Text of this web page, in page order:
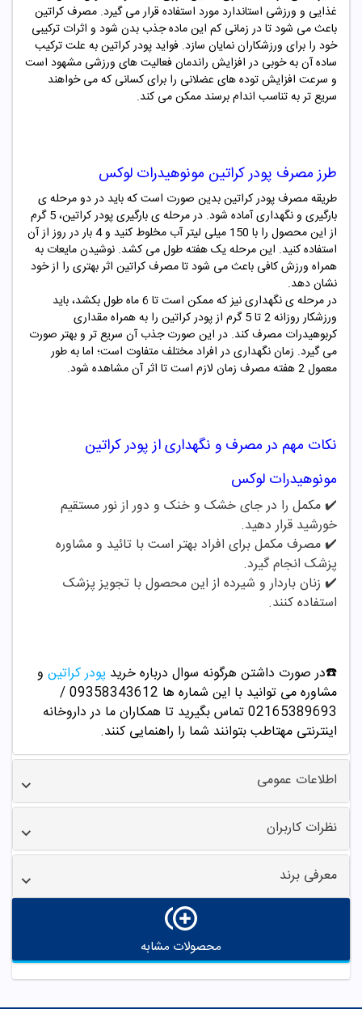
غذایی و ورزشی استاندارد مورد استفاده قرار می گیرد. مصرف کراتین
باعث می شود تا در زمانی کم این ماده جذب بدن شود و اثرات ترکیبی
خود را برای ورزشکاران نمایان سازد. فواید پودر کراتین به علت ترکیب
ساده آن به خوبی در افزایش راندمان فعالیت های ورزشی مشهود است
و سرعت افزایش توده های عضلانی را برای کسانی که می خواهند
سریع تر به تناسب اندام برسند ممکن می کند.
طرز مصرف پودر کراتین مونوهیدرات لوکس
طریقه مصرف پودر کراتین بدین صورت است که باید در دو مرحله ی
بارگیری و نگهداری آماده شود. در مرحله ی بارگیری پودر کراتین، 5 گرم
از این محصول را با 150 میلی لیتر آب مخلوط کنید و 4 بار در روز از آن
استفاده کنید. این مرحله یک هفته طول می کشد. نوشیدن مایعات به
همراه ورزش کافی باعث می شود تا مصرف کراتین اثر بهتری را از خود
نشان دهد.
در مرحله ی نگهداری نیز که ممکن است تا 6 ماه طول بکشد، باید
ورزشکار روزانه 2 تا 5 گرم از پودر کراتین را به همراه مقداری
کربوهیدرات مصرف کند. در این صورت جذب آن سریع تر و بهتر صورت
می گیرد. زمان نگهداری در افراد مختلف متفاوت است؛ اما به طور
معمول 2 هفته مصرف زمان لازم است تا اثر آن مشاهده شود.
نکات مهم در مصرف و نگهداری ازپودر کراتین
مونوهیدرات لوکس
✔️ مکمل را در جای خشک و خنک و دور از نور مستقیم
خورشید قرار دهید.
✔️مصرف مکمل برای افراد بهتر است با تائید و مشاوره
پزشک انجام گیرد.
✔️ زنان باردار و شیرده از این محصول با تجویز پزشک
استفاده کنند.
☎️در صورت داشتن هرگونه سوال درباره خرید پودر کراتین و
مشاوره می توانید با این شماره ها 09358343612 /
02165389693تماس بگیرید تا همکاران ما در داروخانه
اینترنتی مهتاطب بتوانند شما را راهنمایی کنند.
اطلاعات عمومی
نظرات کاربران
معرفی برند
محصولات مشابه